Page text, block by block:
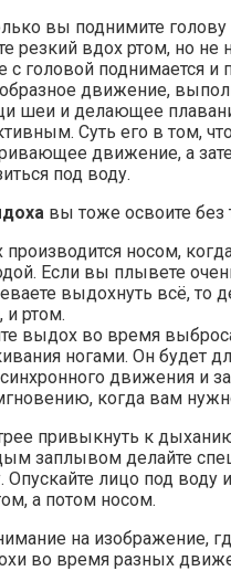
вы поднимите
резкий вдох ртом, но не
с головой поднимается и
движение,
шеи и делающее
Суть его в том,
движение, а
под воду.
вы тоже освоите без
носом,
Если вы плывете
выдохнуть всё, то
и ртом.
выдох во время
ногами. Он будет
движения и
когда вам
привыкнуть к
заплывом делайте
Опускайте лицо под воду
а потом носом.
на изображение,
во время разных